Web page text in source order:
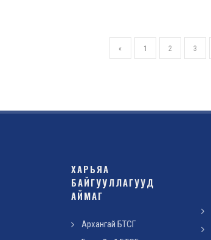
« 1 2 3
ХАРЬЯА
БАЙГУУЛЛАГУУД
АЙМАГ
Архангай БТСГ